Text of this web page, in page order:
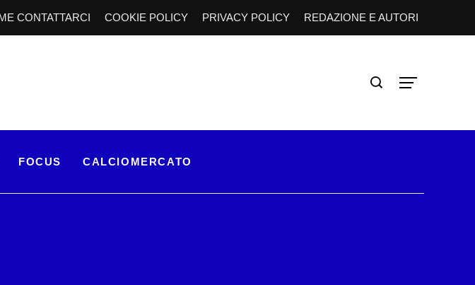
CONTATTARCI COOKIE POLICY PRIVACY POLICY REDAZIONE E AUTORI
FOCUS CALCIOMERCATO